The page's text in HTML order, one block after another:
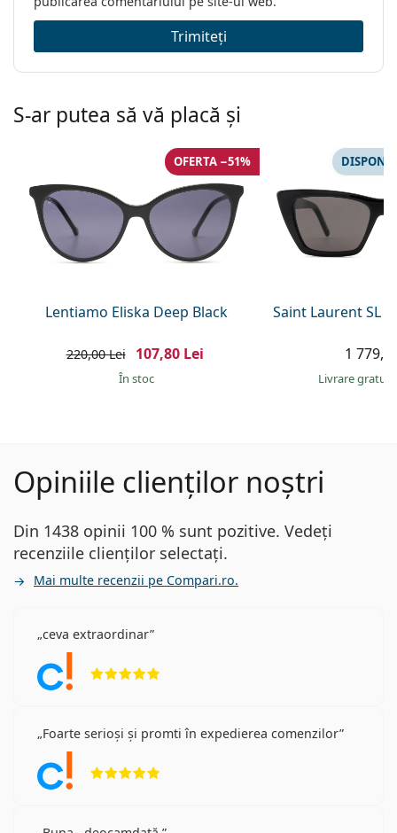
Trimiteți
S-ar putea să vă placă și
Lentiamo Eliska Deep Black
OFERTA −51%
220,00 Lei 107,80 Lei
În stoc
Saint Laurent SL
1
Livrare
Opiniile clienților noștri
Din 1438 opinii 100 % sunt pozitive. Vedeți
recenziile clienților selectați.
Mai multe recenzii pe Compari.ro.
ceva extraordinar
Foarte serioși și promti în expedierea comenzilor